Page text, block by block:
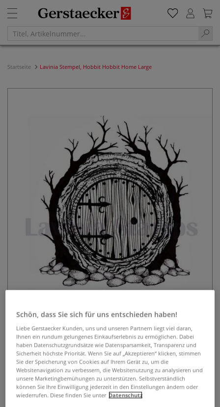
Startseite Lavinia Stempel, Hobbit Hobbit Home Large
Lavinia Stempel, Hobbit Hobbit
Home Large
0 Bewertungen
Der transparente Lavinia Stempel, Hobbit Hobbit Home
Large ist optimal geeignet, um mit Hilfe eines Acryl-
Stempelblocks zauberhafte Karten, Einladungen,
Scrapbooks u.v.m. zu gestalten. Selbsthaftend und
wiederverwendbar. Format 8 cm x 7 cm.
Schön, dass Sie sich für uns entschieden haben!
Liebe Gerstaecker Kunden, uns und unseren Partnern liegt viel daran,
Ihnen ein rundum gelungenes Einkaufserlebnis zu ermöglichen. Dabei
haben Datenschutzgrundsätze wie Datensparsamkeit, Transparenz und
Sicherheit höchste Priorität. Wenn Sie auf „Akzeptieren“ klicken, stimmen
Sie der Speicherung von Cookies auf Ihrem Gerät zu, um die
Websitenavigation zu verbessern, die Websitenutzung zu analysieren und
unsere Marketingbemühungen zu unterstützen. Selbstverständlich
können Sie Ihre Einwilligung jederzeit in den Einstellungen ändern oder
wiederrufen. Diese finden Sie unter Datenschutz